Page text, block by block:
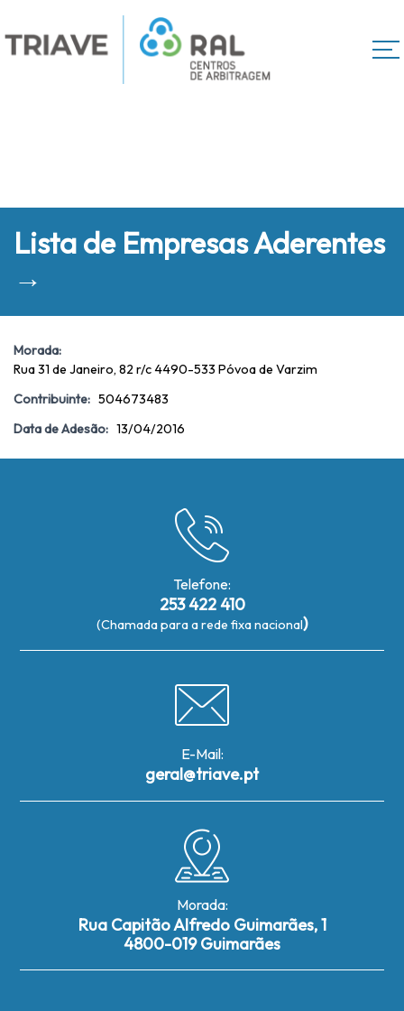
Lista de Empresas Aderentes
→
Morada:
Rua 31 de Janeiro, 82 r/c 4490-533 Póvoa de Varzim
Contribuinte: 504673483
Data de Adesão: 13/04/2016
Telefone:
253 422 410
(Chamada para a rede fixa nacional)
E-Mail:
geral@triave.pt
Morada:
Rua Capitão Alfredo Guimarães, 1
4800-019 Guimarães